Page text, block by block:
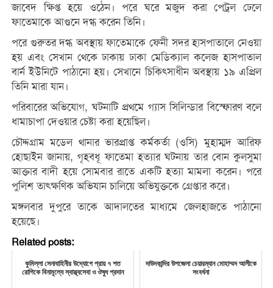
জাবেদ ক্ষিপ্ত হয়ে ওঠেন। পরে ঘরে মজুদ করা পেট্রল ঢেলে
ফাতেমাকে আগুনে দগ্ধ করেন তিনি।
পরে গুরুতর দগ্ধ অবস্থায় ফাতেমাকে ফেনী সদর হাসপাতালে নেওয়া
হয় এবং সেখান থেকে ঢাকায় ঢাকা মেডিক্যাল কলেজ হাসপাতাল
বার্ন ইউনিটে পাঠানো হয়। সেখানে চিকিৎসাধীন অবস্থায় ১৯ এপ্রিল
তিনি মারা যান।
পরিবারের অভিযোগ, ঘটনাটি প্রথমে গ্যাস সিলিন্ডার বিস্ফোরণ বলে
ধামাচাপা দেওয়ার চেষ্টা করা হয়েছিল।
চৌদ্দগ্রাম মডেল থানার ভারপ্রাপ্ত কর্মকর্তা (ওসি) মুহাম্মদ আরিফ
হোছাইন জানায়, গৃহবধূ ফাতেমা হত্যার ঘটনায় তার বোন কুলসুমা
আক্তার বাদী হয়ে সোমবার রাতে একটি হত্যা মামলা করেন। পরে
পুলিশ তাৎক্ষণিক অভিযান চালিয়ে অভিযুক্তকে গ্রেপ্তার করে।
মঙ্গলবার দুপুরে তাকে আদালতের মাধ্যমে জেলহাজতে পাঠানো
হয়েছে।
Related posts:
কুমিল্লা সেনাবাহিনীর উদ্যোগে প্রায় ৭ শত
রোগিকে বিনামূল্যে স্বাস্থ্যসেবা ও ঔষুধ প্রদান
দাউদকান্দির উপজেলা চেয়ারম্যান মোহাম্মদ আলীকে
সংবর্ধনা